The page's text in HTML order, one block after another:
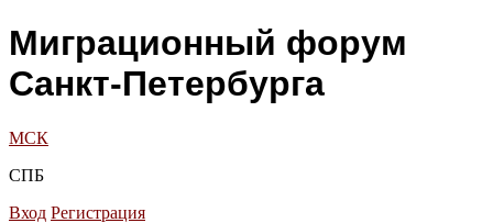
Миграционный форум
Санкт-Петербурга
МСК
СПБ
Вход Регистрация